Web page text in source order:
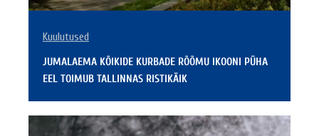
Kuulutused
JUMALAEMA KÕIKIDE KURBADE RÕÕMU IKOONI PÜHA
EEL TOIMUB TALLINNAS RISTIKÄIK